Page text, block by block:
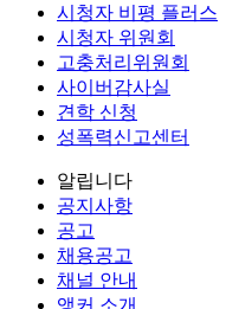
시청자 비평 플러스
시청자 위원회
고충처리위원회
사이버감사실
견학 신청
성폭력신고센터
알립니다
공지사항
공고
채용공고
채널 안내